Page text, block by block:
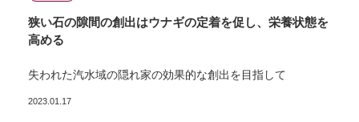
狭い⽯の隙間の創出はウナギの定着を促し、栄養状態を
⾼める
失われた汽⽔域の隠れ家の効果的な創出を⽬指して
2023.01.17